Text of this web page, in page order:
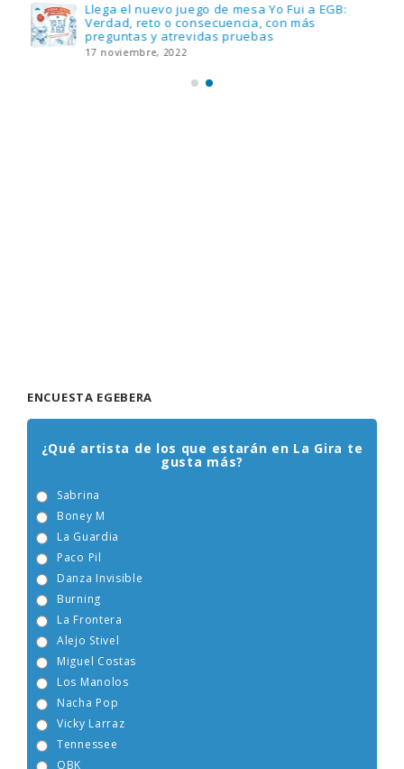
Llega el nuevo juego de mesa Yo Fui a EGB:
Verdad, reto o consecuencia, con más
preguntas y atrevidas pruebas
17 noviembre, 2022
ENCUESTA EGEBERA
¿Qué artista de los que estarán en La Gira te
gusta más?
Boney M
Burning
Alejo Stivel
Miguel Costas
Nacha Pop
Vicky Larraz